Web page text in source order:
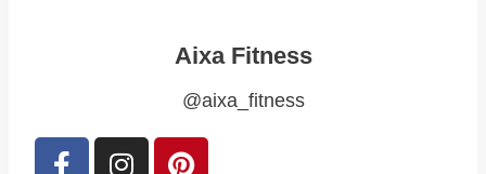
Aixa Fitness
@aixa_fitness